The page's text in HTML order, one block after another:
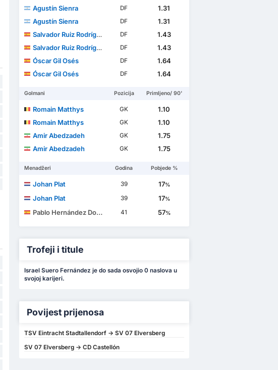
Agustín Sienra
DF
1.31
Agustín Sienra
DF
1.31
Salvador Ruiz Rodríguez
DF
1.43
Salvador Ruiz Rodríguez
DF
1.43
Óscar Gil Osés
DF
1.64
Óscar Gil Osés
DF 1.64
Golmani Pozicija Primljeno/ 90'
Romain Matthys GK
1.10
Romain Matthys
GK
1.10
Amir Abedzadeh
GK
1.75
Amir Abedzadeh
GK 1.75
Menadžeri Godina Pobjede %
Johan Plat 39 17%
Johan Plat 39 17%
Pablo Hernández Domínguez 41 57%
Trofeji i titule
Israel Suero Fernández je do sada osvojio 0 naslova u
svojoj karijeri.
Povijest prijenosa
TSV Eintracht Stadtallendorf -> SV 07 Elversberg
SV 07 Elversberg -> CD Castellón